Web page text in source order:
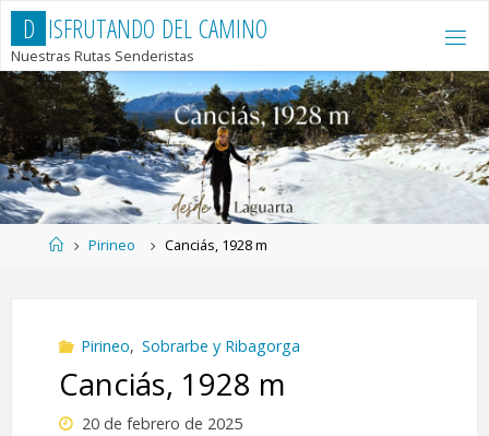
Saltar
contenido
D ISFRUTANDO DEL CAMINO
Nuestras Rutas Senderistas
PáginaPirineo Canciás, 1928 m
Pirineo, Sobrarbe y Ribagorga
Canciás, 1928 m
20 de febrero de 2025